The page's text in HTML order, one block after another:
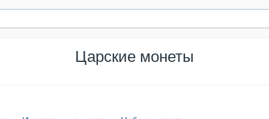
Царские монеты